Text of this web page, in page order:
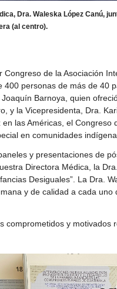
Dra. Waleska López Canú,
(al centro).
de la Asociación
400 personas de más de 40
Barnoya, quien
y la Vicepresidenta, Dra.
las Américas, el Congreso
en comunidades
y presentaciones de
Directora Médica, la
Desiguales”. La Dra.
y de calidad a cada uno
comprometidos y motivados